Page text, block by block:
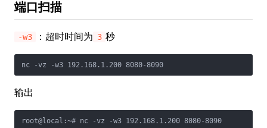
端口扫描
-w3 ：超时时间为 3 秒
nc -vz -w3 192.168.1.200 8080-8090
输出
root@local:~# nc -vz -w3 192.168.1.200 8080-8090